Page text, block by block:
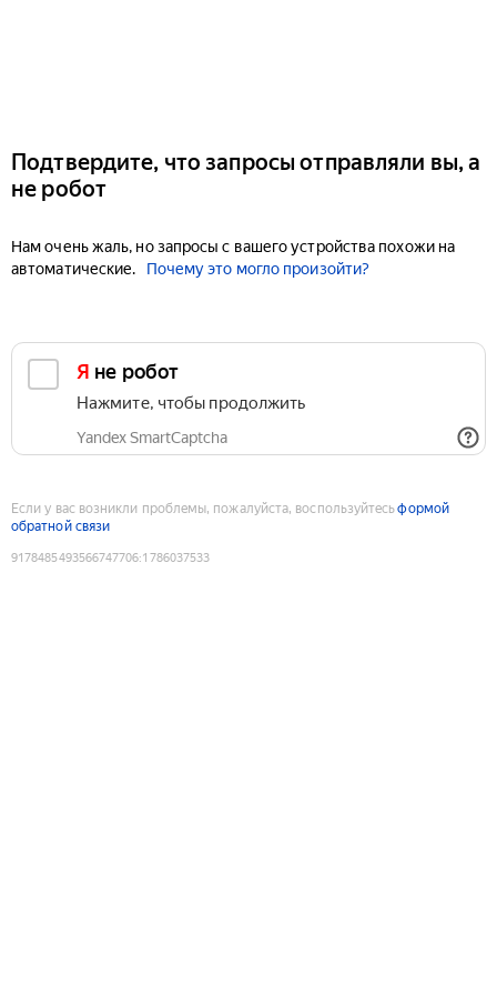
Подтвердите, что запросы отправляли вы, а
не робот
Нам очень жаль, но запросы с вашего устройства похожи на
автоматические.
Почему это могло произойти?
Я не робот
Нажмите, чтобы продолжить
Yandex SmartCaptcha
Если у вас возникли проблемы, пожалуйста, воспользуйтесьформой
обратной связи
9178485493566747706:1786037533